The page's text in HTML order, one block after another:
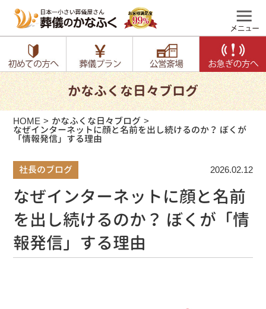
かなふくな日々ブログ
HOME かなふくな日々ブログ
なぜインターネットに顔と名前を出し続けるのか？ ぼくが
「情報発信」する理由
社長のブログ 2026.02.12
なぜインターネットに顔と名前
を出し続けるのか？ ぼくが「情
報発信」する理由